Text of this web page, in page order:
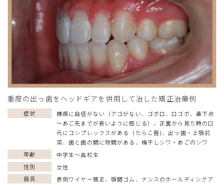
重度の出っ歯をヘッドギアを併用して治した矯正治療例
症状
横顔に自信がない（アゴがない、ゴボ口、口ゴボ、鼻下点
～あご先までが長いように感じる） 、正面から見た時の口
元にコンプレックスがある（たらこ唇)、 出っ歯・上顎前
突、歯と歯の間に隙間がある 、 梅干しシワ・あごのシワ
年齢
中学生〜高校生
性別
女性
器具
表側ワイヤー矯正、顎間ゴム 、 ナンスのホールディングア